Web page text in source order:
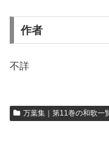
作者
不詳
万葉集｜第11巻の和歌一